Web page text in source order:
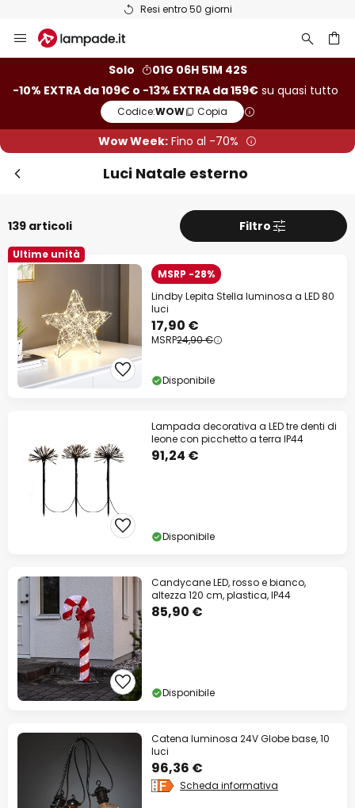
Resi entro 50 giorni
Salta
al
Solo
01G 06H 51M 40S
-10% EXTRA da 109€ o -13% EXTRA da 159€ su quasi tutto
Codice:WOW Copia
Wow Week: Fino al -70%
Luci Natale esterno
139 articoli Filtro
Ultime unità
MSRP -28%
Lindby Lepita Stella luminosa a LED 80
luci
17,90 €
MSRP24,90 €
Disponibile
Lampada decorativa a LED tre denti di
leone con picchetto a terra IP44
91,24 €
Disponibile
Candycane LED, rosso e bianco,
altezza 120 cm, plastica, IP44
85,90 €
Disponibile
Catena luminosa 24V Globe base, 10
luci
96,36 €
Scheda informativa
-10% di scontoda 109€
-13% di scontoda 159€
su quasi tutto*
Codice:WOW Copia
Risparmia ora
*Fabbricanti esclusi